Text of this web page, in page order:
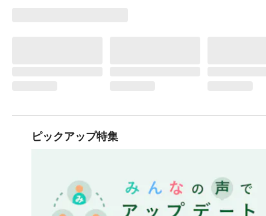
ピックアップ特集